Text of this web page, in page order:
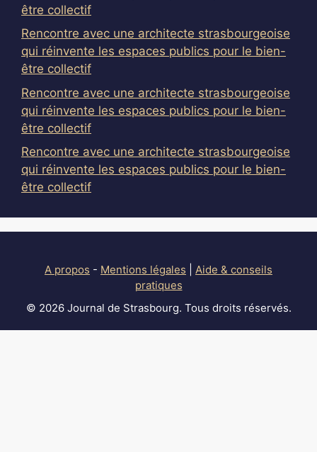
être collectif
Rencontre avec une architecte strasbourgeoise
qui réinvente les espaces publics pour le bien-
être collectif
Rencontre avec une architecte strasbourgeoise
qui réinvente les espaces publics pour le bien-
être collectif
Rencontre avec une architecte strasbourgeoise
qui réinvente les espaces publics pour le bien-
être collectif
A propos - Mentions légales
Aide & conseils
pratiques
© 2026 Journal de Strasbourg. Tous droits réservés.